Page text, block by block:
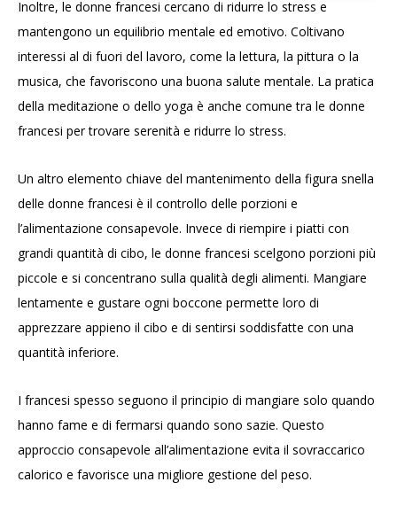
Inoltre, le donne francesi cercano di ridurre lo stress e
mantengono un equilibrio mentale ed emotivo. Coltivano
interessi al di fuori del lavoro, come la lettura, la pittura o la
musica, che favoriscono una buona salute mentale. La pratica
della meditazione o dello yoga è anche comune tra le donne
francesi per trovare serenità e ridurre lo stress.
Un altro elemento chiave del mantenimento della figura snella
delle donne francesi è il controllo delle porzioni e
l’alimentazione consapevole. Invece di riempire i piatti con
grandi quantità di cibo, le donne francesi scelgono porzioni più
piccole e si concentrano sulla qualità degli alimenti. Mangiare
lentamente e gustare ogni boccone permette loro di
apprezzare appieno il cibo e di sentirsi soddisfatte con una
quantità inferiore.
I francesi spesso seguono il principio di mangiare solo quando
hanno fame e di fermarsi quando sono sazie. Questo
approccio consapevole all’alimentazione evita il sovraccarico
calorico e favorisce una migliore gestione del peso.